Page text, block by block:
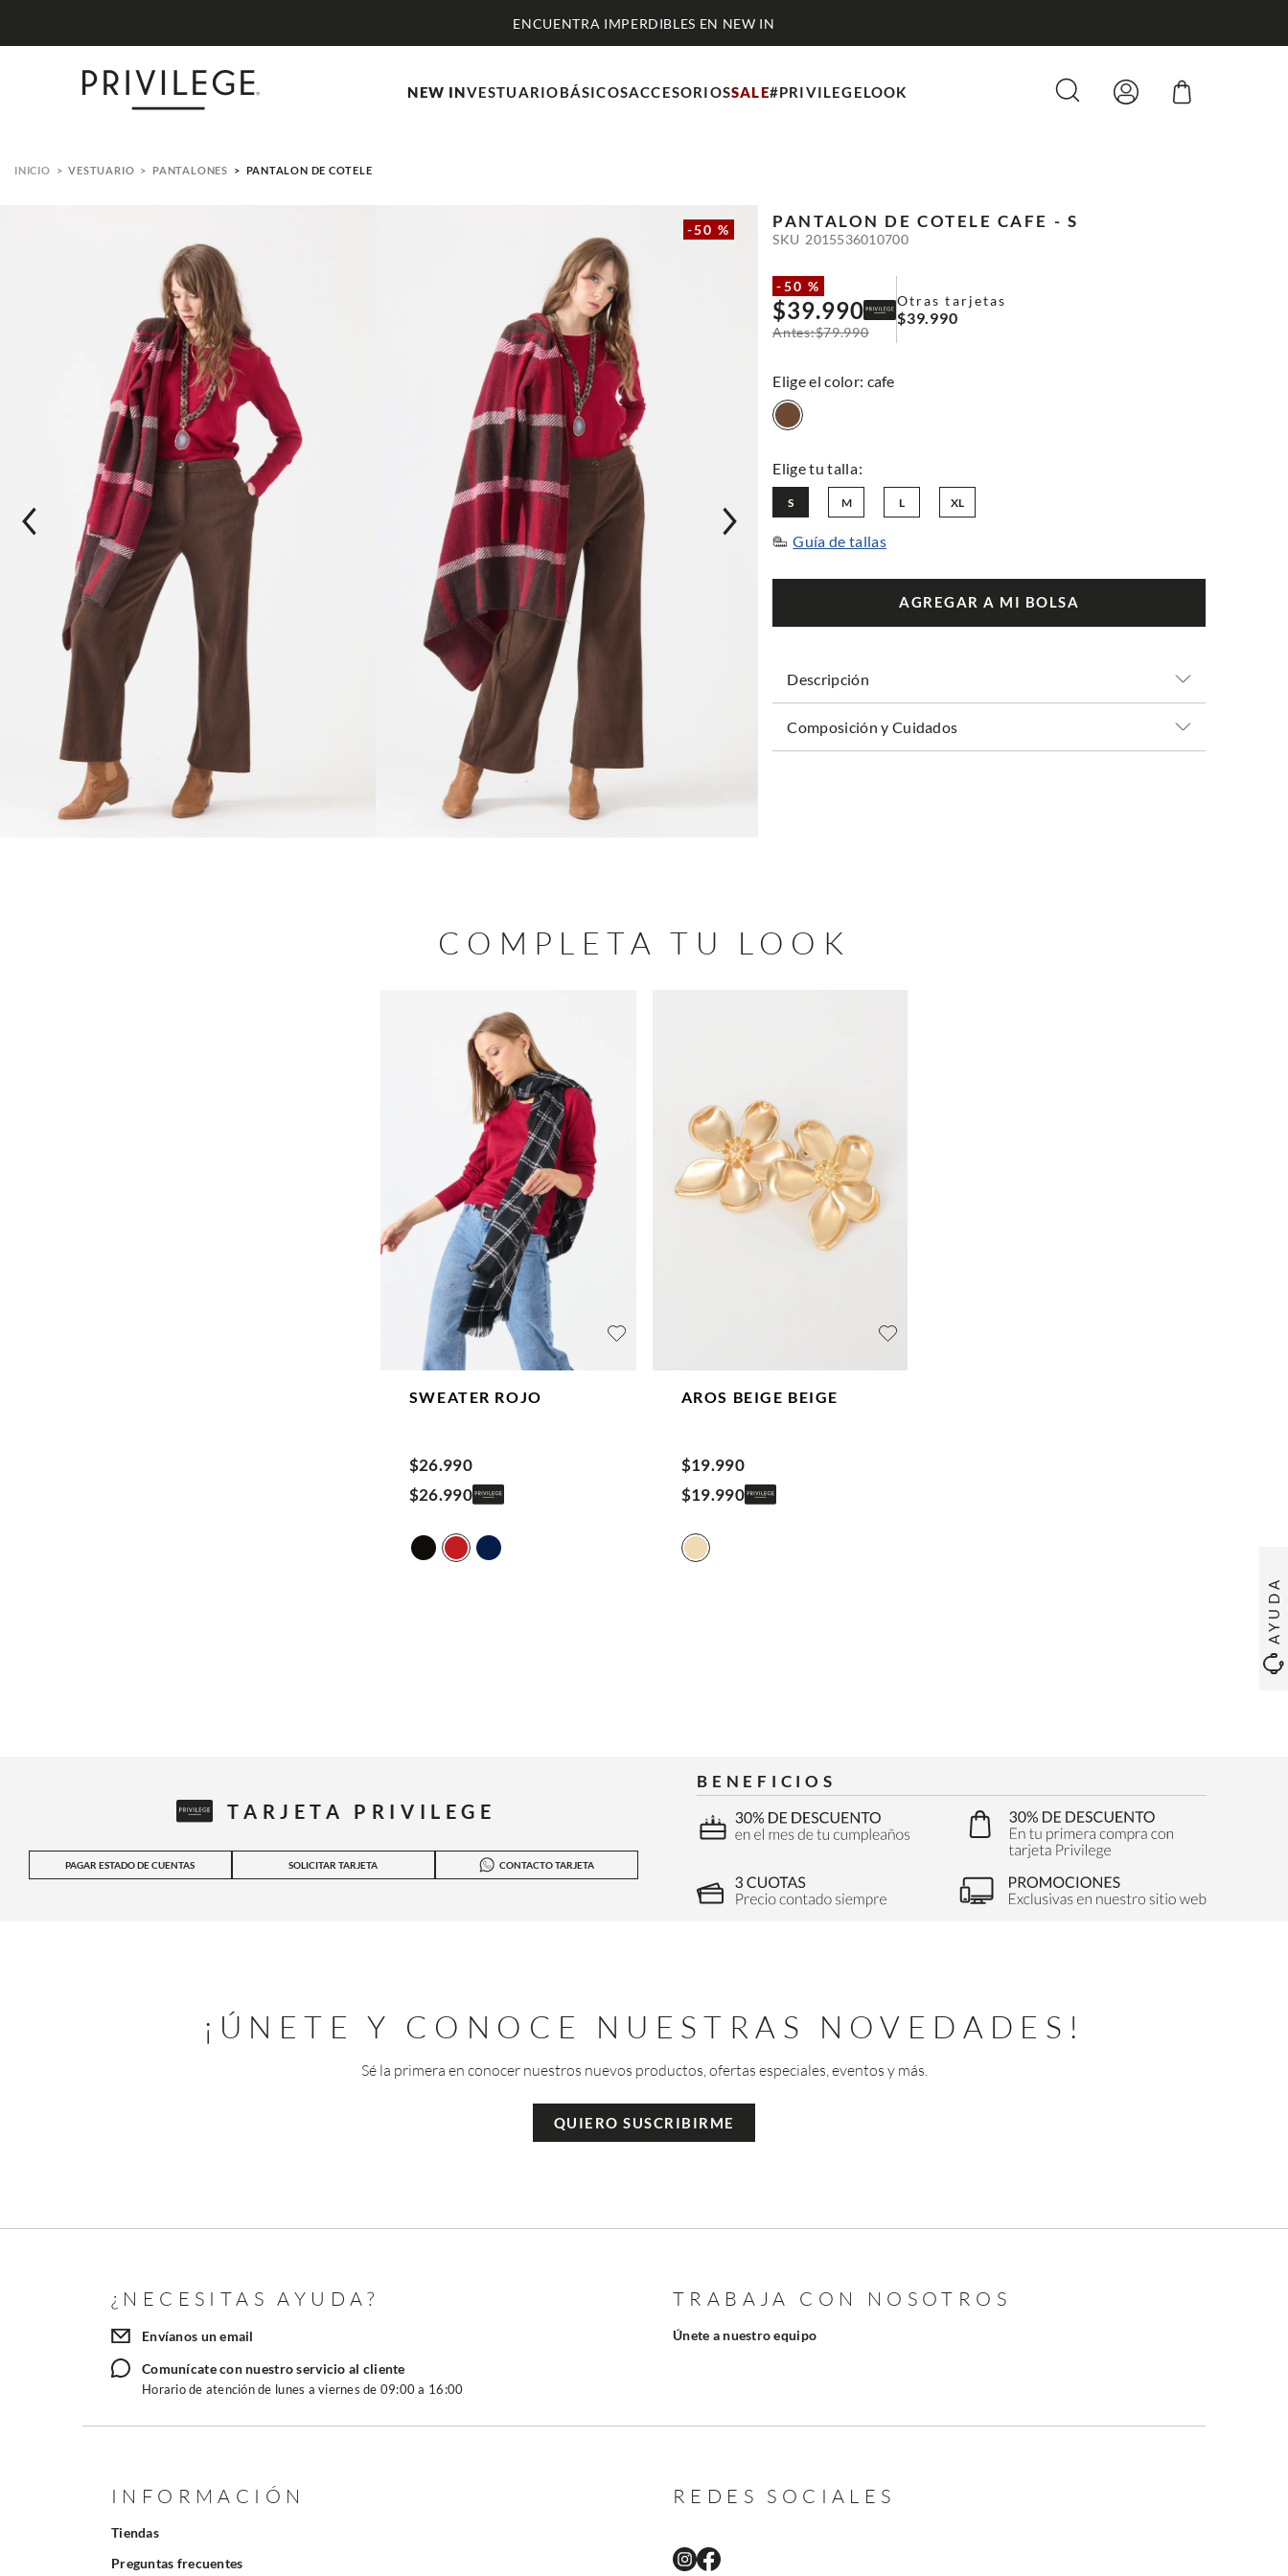
AYUDA
ENCUENTRA IMPERDIBLES EN NEW IN
NEW INVESTUARIOBÁSICOSACCESORIOSSALE#PRIVILEGELOOK
VESTUARIO PANTALONES PANTALON DE COTELE
-50 % PANTALON DE COTELE CAFE - S
SKU 2015536010700
-50 %
$39.990
$79.990
Otras tarjetas
$39.990
: cafe
L
M
S XL
Guía de tallas
AGREGAR A MI BOLSA
Descripción
Composición y Cuidados
COMPLETA TU LOOK
SWEATER ROJO
$26.990
$26.990
AROS BEIGE BEIGE
$19.990
$19.990
TARJETA PRIVILEGE
PAGAR ESTADO DE CUENTAS SOLICITAR TARJETA CONTACTO TARJETA
BENEFICIOS
¡ÚNETE Y CONOCE NUESTRAS NOVEDADES!
Sé la primera en conocer nuestros nuevos productos, ofertas especiales, eventos y más.
QUIERO SUSCRIBIRME
¿NECESITAS AYUDA?
Envíanos un email
Comunícate con nuestro servicio al cliente
Horario de atención de lunes a viernes de 09:00 a 16:00
TRABAJA CON NOSOTROS
Únete a nuestro equipo
INFORMACIÓN
Tiendas
Preguntas frecuentes
REDES SOCIALES